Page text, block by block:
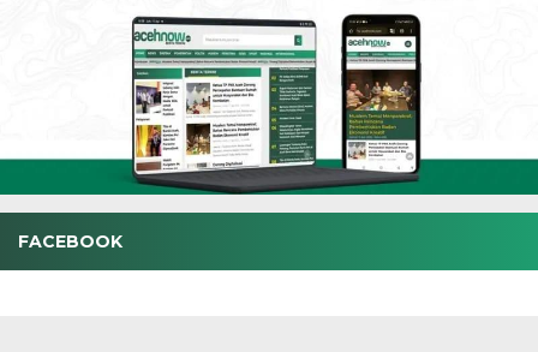
FACEBOOK